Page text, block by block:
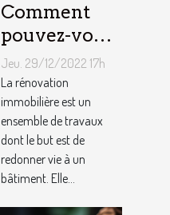
Comment
pouvez-vous
faire une
rénovation
immobilière
?
Jeu. 29/12/2022 17h
La rénovation
immobilière est un
ensemble de travaux
dont le but est de
redonner vie à un
bâtiment. Elle...